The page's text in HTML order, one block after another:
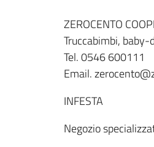
ZEROCENTO
Truccabimbi,
Tel. 0546 600111
Email.
INFESTA
Negozio